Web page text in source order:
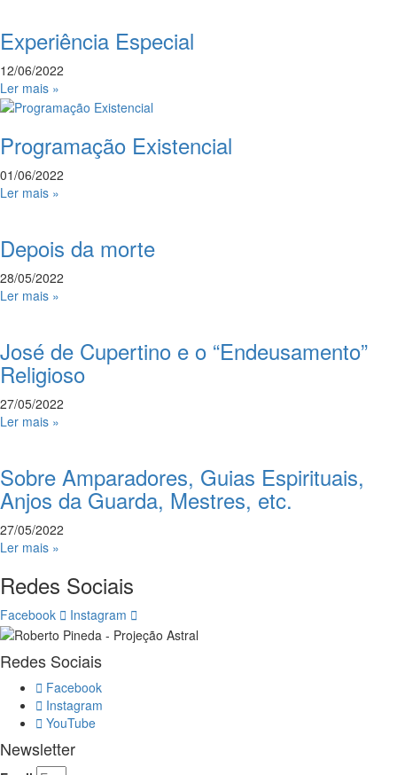
Experiência Especial
12/06/2022
Ler mais »
Programação Existencial
01/06/2022
Ler mais »
Depois da morte
28/05/2022
Ler mais »
José de Cupertino e o “Endeusamento”
Religioso
27/05/2022
Ler mais »
Sobre Amparadores, Guias Espirituais,
Anjos da Guarda, Mestres, etc.
27/05/2022
Ler mais »
Redes Sociais
Facebook Instagram
Redes Sociais
Facebook
Instagram
YouTube
Newsletter